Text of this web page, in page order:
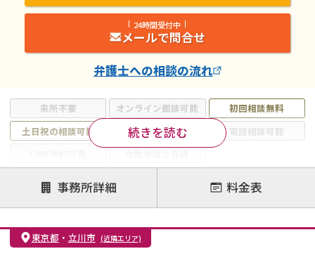
来所不要 オンライン面談可能
初回相談無料
土日祝の相談可能
19時以降電話可能
電話相談可能
注力案件
離婚前相談
離婚調停
離婚裁判
親権・面会交流権
DV
モラハラ
不貞・不倫慰謝料請求
国際離婚
続きを読む
24時間受付中
メールで問合せ
弁護士への相談の流れ
事務所詳細 料金表
東京都 ・ 立川市 (近隣エリア)